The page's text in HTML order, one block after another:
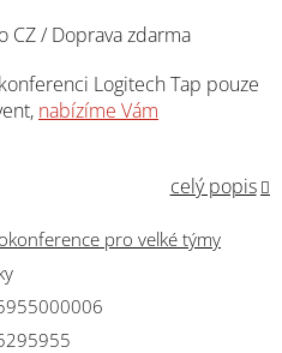
CZ / Doprava zdarma
Logitech Tap pouze
nabízíme Vám
celý popis
pro velké týmy